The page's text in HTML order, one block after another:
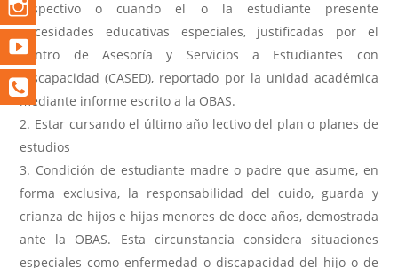
respectivo o cuando el o la estudiante presente
necesidades educativas especiales, justificadas por el
Centro de Asesoría y Servicios a Estudiantes con
Discapacidad (CASED), reportado por la unidad académica
mediante informe escrito a la OBAS.
Estar cursando el último año lectivo del plan o planes de
estudios
Condición de estudiante madre o padre que asume, en
forma exclusiva, la responsabilidad del cuido, guarda y
crianza de hijos e hijas menores de doce años, demostrada
ante la OBAS. Esta circunstancia considera situaciones
especiales como enfermedad o discapacidad del hijo o de